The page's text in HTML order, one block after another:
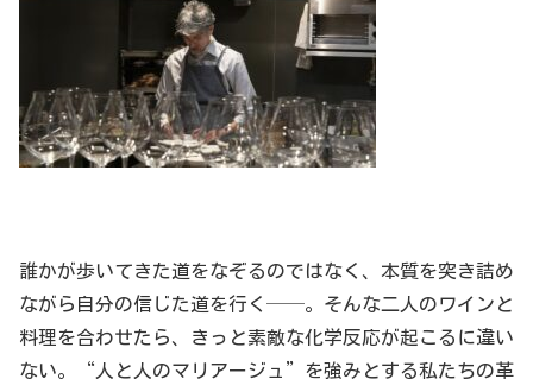
誰かが歩いてきた道をなぞるのではなく、本質を突き詰め
ながら自分の信じた道を行く──。そんな二人のワインと
料理を合わせたら、きっと素敵な化学反応が起こるに違い
ない。“人と人のマリアージュ”を強みとする私たちの革